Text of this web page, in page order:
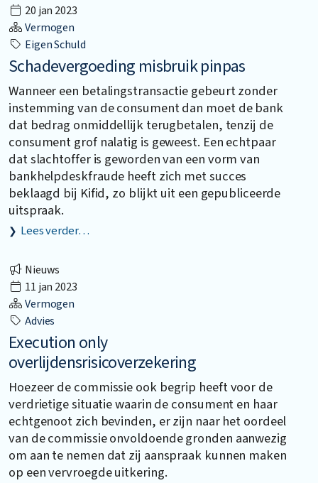
20 jan 2023
Vermogen
Eigen Schuld
Schadevergoeding misbruik pinpas
Wanneer een betalingstransactie gebeurt zonder
instemming van de consument dan moet de bank
dat bedrag onmiddellijk terugbetalen, tenzij de
consument grof nalatig is geweest. Een echtpaar
dat slachtoffer is geworden van een vorm van
bankhelpdeskfraude heeft zich met succes
beklaagd bij Kifid, zo blijkt uit een gepubliceerde
uitspraak.
Lees verder…
Nieuws
11 jan 2023
Vermogen
Advies
Execution only
overlijdensrisicoverzekering
Hoezeer de commissie ook begrip heeft voor de
verdrietige situatie waarin de consument en haar
echtgenoot zich bevinden, er zijn naar het oordeel
van de commissie onvoldoende gronden aanwezig
om aan te nemen dat zij aanspraak kunnen maken
op een vervroegde uitkering.